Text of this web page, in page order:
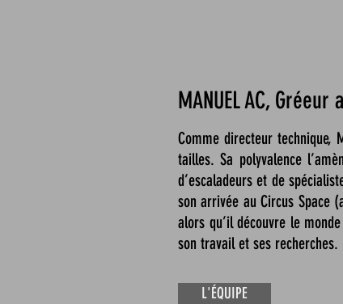
MANUEL AC,
Comme directeur technique,
tailles. Sa polyvalence
d’escaladeurs et de
son arrivée au Circus Space
alors qu’il découvre le
son travail et ses
L'ÉQUIPE